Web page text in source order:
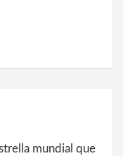
mundial que